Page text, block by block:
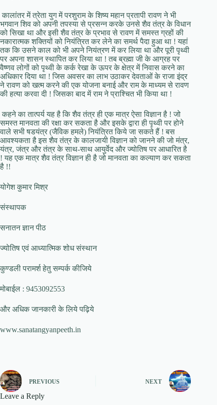
कालांतर में त्रेता युग में परशुराम के शिष्य महान प्रतापी रावण ने भी
भगवान शिव को अपनी तपस्या से प्रसन्न करके उनसे शैव तंत्र के विधान
को सिखा था और इसी शैव तंत्र के प्रभाव से रावण में समस्त ग्रहों की
नकारात्मक शक्तियों को नियंत्रित कर लेने का समर्थ पैदा हुआ था ! यहां
तक कि उसने काल को भी अपने नियंत्रण में कर लिया था और पूरी पृथ्वी
पर अपना शासन स्थापित कर लिया था ! तब ब्रह्मा जी के आग्रह पर
वैष्णव लोगों को पृथ्वी के कर्क रेखा के ऊपर के क्षेत्र में निवास करने का
अधिकार दिया था ! जिस अवसर का लाभ उठाकर देवताओं के राजा इंद्र
ने रावण को खत्म करने की एक योजना बनाई और राम के माध्यम से रावण
की हत्या करवा दी ! जिसका बाद में राम ने प्राश्चित भी किया था !
कहने का तात्पर्य यह है कि शैव तंत्र ही एक मात्र ऐसा विज्ञान है ! जो
समस्त मानवता की रक्षा कर सकता है और इसके द्वारा ही पृथ्वी पर होने
वाले सभी षडयंत्र (जैविक हमले) नियंत्रित किये जा सकते हैं ! बस
आवश्यकता है इस शैव तंत्र के कालजायी विज्ञान को जानने की जो मंत्र,
यंत्र, जंत्र और तंत्र के साथ-साथ आयुर्वेद और ज्योतिष पर आधारित है
! यह एक मात्र शैव तंत्र विज्ञान ही है जो मानवता का कल्याण कर सकता
है !!
योगेश कुमार मिश्र
संस्थापक
सनातन ज्ञान पीठ
ज्योतिष एवं आध्यात्मिक शोध संस्थान
कुण्डली परामर्श हेतु सम्पर्क कीजिये
मोबाईल : 9453092553
और अधिक जानकारी के लिये पढ़िये
www.sanatangyanpeeth.in
PREVIOUS NEXT
Leave a Reply